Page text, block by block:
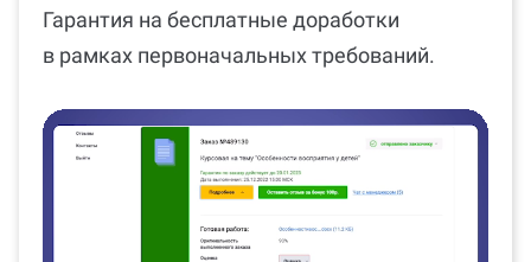
Гарантия на бесплатные доработки
в рамках первоначальных требований.